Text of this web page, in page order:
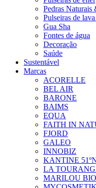
Pedras Naturais
Pulseiras de
Gua Sha
Fontes de água
Decoração
Saúde
Sustentável
Marcas
ACORELLE
BEL AIR
BARONE
BAIMS
EQUA
FAITH IN
FJORD
GALEO
INNOBIZ
KANTINE
LA
MARILOU BIO